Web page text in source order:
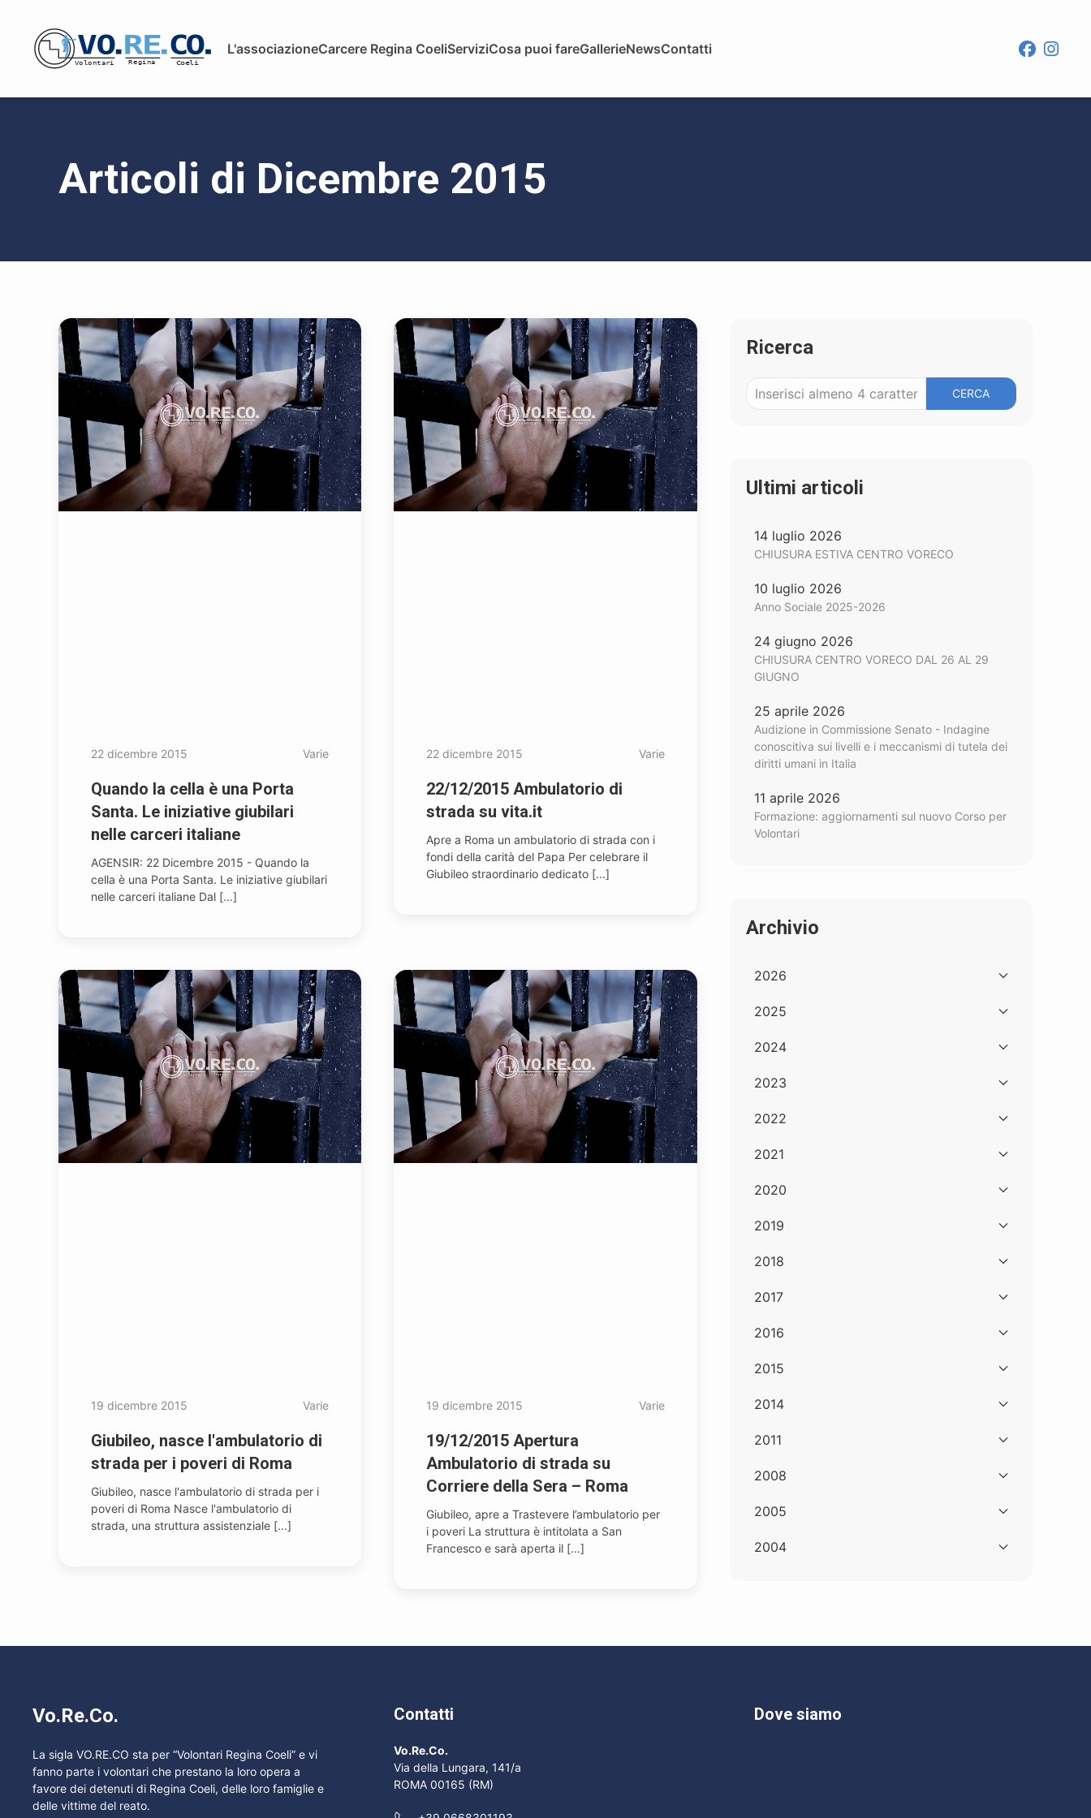
L'associazioneCarcere Regina CoeliServiziCosa puoi fareGallerieNewsContatti
Articoli di Dicembre 2015
22 dicembre 2015 Varie
Quando la cella è una Porta
Santa. Le iniziative giubilari
nelle carceri italiane
AGENSIR: 22 Dicembre 2015 - Quando la
cella è una Porta Santa. Le iniziative giubilari
nelle carceri italiane Dal [...]
22 dicembre 2015 Varie
22/12/2015 Ambulatorio di
strada su vita.it
Apre a Roma un ambulatorio di strada con i
fondi della carità del Papa Per celebrare il
Giubileo straordinario dedicato [...]
19 dicembre 2015 Varie
Giubileo, nasce l'ambulatorio di
strada per i poveri di Roma
Giubileo, nasce l'ambulatorio di strada per i
poveri di Roma Nasce l'ambulatorio di
strada, una struttura assistenziale [...]
19 dicembre 2015 Varie
19/12/2015 Apertura
Ambulatorio di strada su
Corriere della Sera – Roma
Giubileo, apre a Trastevere l’ambulatorio per
i poveri La struttura è intitolata a San
Francesco e sarà aperta il [...]
Ricerca
CERCA
Ultimi articoli
14 luglio 2026
CHIUSURA ESTIVA CENTRO VORECO
10 luglio 2026
Anno Sociale 2025-2026
24 giugno 2026
CHIUSURA CENTRO VORECO DAL 26 AL 29
GIUGNO
25 aprile 2026
Audizione in Commissione Senato - Indagine
conoscitiva sui livelli e i meccanismi di tutela dei
diritti umani in Italia
11 aprile 2026
Formazione: aggiornamenti sul nuovo Corso per
Volontari
Archivio
2026
2025
2024
2023
2022
2021
2020
2019
2018
2017
2016
2015
2014
2011
2008
2005
2004
Vo.Re.Co.
La sigla VO.RE.CO sta per “Volontari Regina Coeli” e vi
fanno parte i volontari che prestano la loro opera a
favore dei detenuti di Regina Coeli, delle loro famiglie e
delle vittime del reato.
Contatti
Vo.Re.Co.
Via della Lungara, 141/a
ROMA 00165 (RM)
Dove siamo